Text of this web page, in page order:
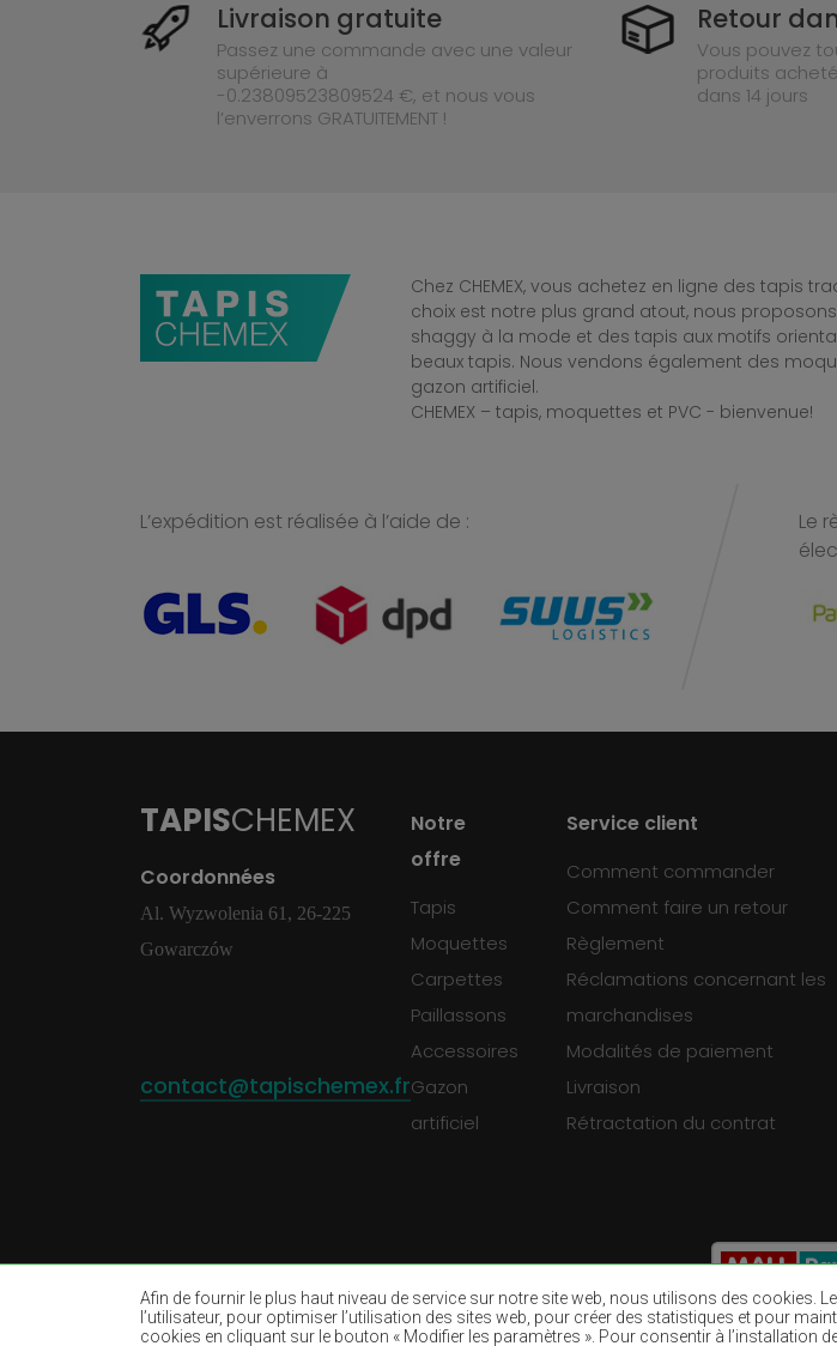
Afin de fournir le plus haut niveau de service sur notre site web, nous utilisons des cookies.
l’utilisateur, pour optimiser l’utilisation des sites web, pour créer des statistiques et pour
cookies en cliquant sur le bouton « Modifier les paramètres ». Pour consentir à
Livraison gratuite
Passez une commande avec une valeur
supérieure à
-0.23809523809524 €, et nous vous
l’enverrons GRATUITEMENT !
Retour
Vous pouvez
produits
dans 14 jours
Chez CHEMEX, vous achetez en ligne des tapis
choix est notre plus grand atout, nous
shaggy à la mode et des tapis aux motifs
beaux tapis. Nous vendons également des
gazon artificiel.
CHEMEX – tapis, moquettes et PVC - bienvenue!
L’expédition est réalisée à l’aide de :
Le
TAPISCHEMEX
Coordonnées
Al. Wyzwolenia 61, 26-225
Gowarczów
contact@tapischemex.fr
Notre
offre
Tapis
Moquettes
Carpettes
Paillassons
Accessoires
Gazon
artificiel
Service client
Comment commander
Comment faire un retour
Règlement
Réclamations concernant les
marchandises
Modalités de paiement
Livraison
Rétractation du contrat